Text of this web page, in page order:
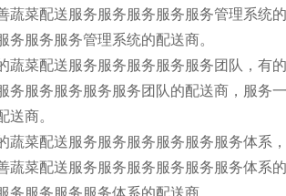
蔬菜配送服务服务服务服务服务管理系
服务服务管理系统的配送商。
蔬菜配送服务服务服务服务服务团队，
务服务服务服务服务团队的配送商，服
送商。
蔬菜配送服务服务服务服务服务服务体
蔬菜配送服务服务服务服务服务服务体
服务服务服务体系的配送商。